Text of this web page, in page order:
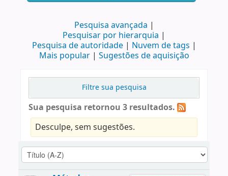
Pesquisa avançada
Pesquisar por hierarquia
Pesquisa de autoridade
Nuvem de tags
Mais popular
Sugestões de aquisição
Filtre sua pesquisa
Sua pesquisa retornou 3 resultados.
Desculpe, sem sugestões.